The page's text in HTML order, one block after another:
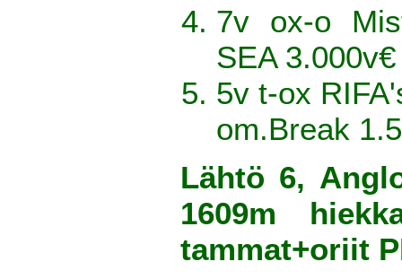
7v ox-o
SEA 3.000v€
5v t-ox
om.Break
Lähtö 6,
1609m
tammat+oriit